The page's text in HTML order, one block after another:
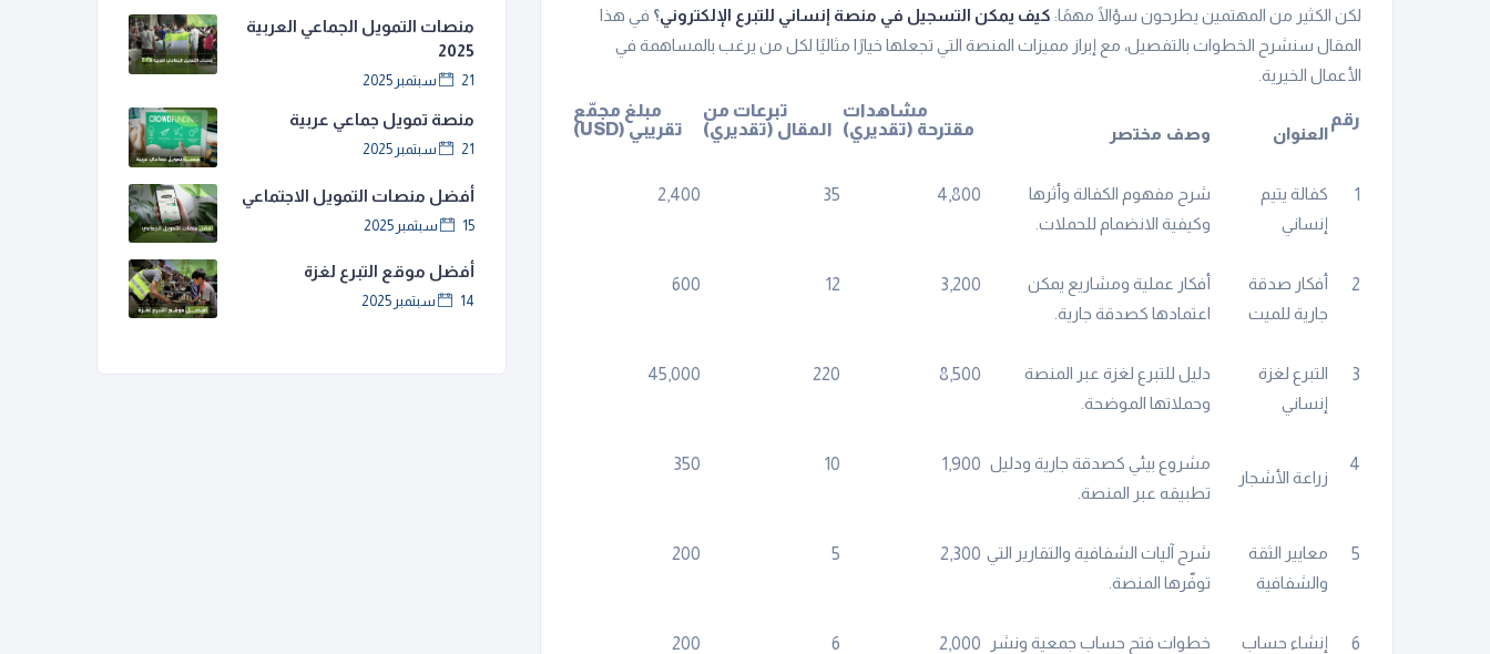
لكن الكثير من المهتمين يطرحون سؤالًا مهمًا: كيف يمكن التسجيل في منصة إنساني للتبرع الإلكتروني؟ في هذا
المقال سنشرح الخطوات بالتفصيل، مع إبراز مميزات المنصة التي تجعلها خيارًا مثاليًا لكل من يرغب بالمساهمة في
الأعمال الخيرية.
رقم
العنوان وصف مختصر
مشاهدات
مقترحة (تقديري)
تبرعات من
المقال (تقديري)
مبلغ مجمّع
تقريبي (USD)
1
كفالة يتيم
إنساني
شرح مفهوم الكفالة وأثرها
وكيفية الانضمام للحملات.
4,800
35
2,400
2
أفكار صدقة
جارية للميت
أفكار عملية ومشاريع يمكن
اعتمادها كصدقة جارية.
3,200
12
600
3
التبرع لغزة
إنساني
دليل للتبرع لغزة عبر المنصة
وحملاتها الموضحة.
8,500
220
45,000
4
زراعة الأشجار
مشروع بيئي كصدقة جارية ودليل
تطبيقه عبر المنصة.
1,900
10
350
5
معايير الثقة
والشفافية
شرح آليات الشفافية والتقارير التي
توفّرها المنصة.
2,300
5
200
6
إنشاء حساب
خطوات فتح حساب جمعية ونشر
2,000
6
200
منصات التمويل الجماعي العربية
2025
21 سبتمبر 2025
منصة تمويل جماعي عربية
21 سبتمبر 2025
أفضل منصات التمويل الاجتماعي
15 سبتمبر 2025
أفضل موقع التبرع لغزة
14 سبتمبر 2025